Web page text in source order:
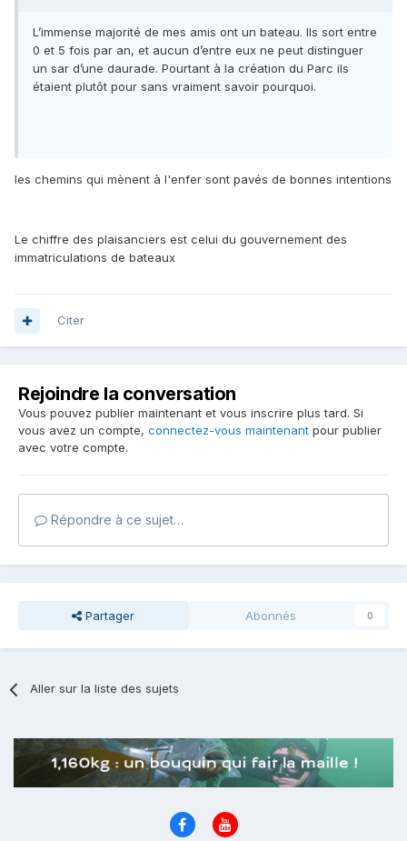
L’immense majorité de mes amis ont un bateau. Ils sort entre
0 et 5 fois par an, et aucun d’entre eux ne peut distinguer
un sar d’une daurade. Pourtant à la création du Parc ils
étaient plutôt pour sans vraiment savoir pourquoi.
les chemins qui mènent à l'enfer sont pavés de bonnes intentions
Le chiffre des plaisanciers est celui du gouvernement des
immatriculations de bateaux
Citer
Rejoindre la conversation
Vous pouvez publier maintenant et vous inscrire plus tard. Si
vous avez un compte, connectez-vous maintenant pour publier
avec votre compte.
Répondre à ce sujet…
Partager Abonnés 0
Aller sur la liste des sujets